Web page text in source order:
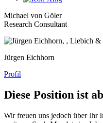
Michael von Göler
Research Consultant
Jürgen Eichhorn
Profil
Diese Position ist
Wir freuen uns jedoch über Ihr